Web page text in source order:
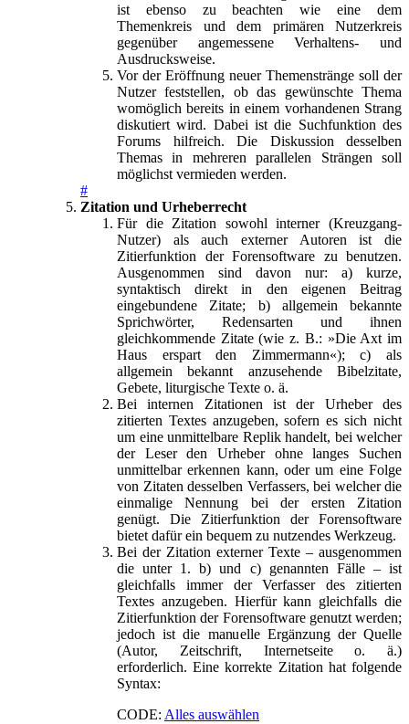
ist ebenso zu beachten wie eine dem
Themenkreis und dem primären Nutzerkreis
gegenüber angemessene Verhaltens- und
Ausdrucksweise.
Vor der Eröffnung neuer Themenstränge soll der
Nutzer feststellen, ob das gewünschte Thema
womöglich bereits in einem vorhandenen Strang
diskutiert wird. Dabei ist die Suchfunktion des
Forums hilfreich. Die Diskussion desselben
Themas in mehreren parallelen Strängen soll
möglichst vermieden werden.
#
Zitation und Urheberrecht
Für die Zitation sowohl interner (Kreuzgang-
Nutzer) als auch externer Autoren ist die
Zitierfunktion der Forensoftware zu benutzen.
Ausgenommen sind davon nur: a) kurze,
syntaktisch direkt in den eigenen Beitrag
eingebundene Zitate; b) allgemein bekannte
Sprichwörter, Redensarten und ihnen
gleichkommende Zitate (wie z. B.: »Die Axt im
Haus erspart den Zimmermann«); c) als
allgemein bekannt anzusehende Bibelzitate,
Gebete, liturgische Texte o. ä.
Bei internen Zitationen ist der Urheber des
zitierten Textes anzugeben, sofern es sich nicht
um eine unmittelbare Replik handelt, bei welcher
der Leser den Urheber ohne langes Suchen
unmittelbar erkennen kann, oder um eine Folge
von Zitaten desselben Verfassers, bei welcher die
einmalige Nennung bei der ersten Zitation
genügt. Die Zitierfunktion der Forensoftware
bietet dafür ein bequem zu nutzendes Werkzeug.
Bei der Zitation externer Texte – ausgenommen
die unter 1. b) und c) genannten Fälle – ist
gleichfalls immer der Verfasser des zitierten
Textes anzugeben. Hierfür kann gleichfalls die
Zitierfunktion der Forensoftware genutzt werden;
jedoch ist die manuelle Ergänzung der Quelle
(Autor, Zeitschrift, Internetseite o. ä.)
erforderlich. Eine korrekte Zitation hat folgende
Syntax:
CODE: Alles auswählen